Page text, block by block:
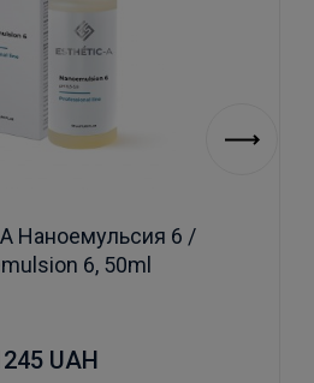
Наноемульсия 6 /
6, 50ml
UAH